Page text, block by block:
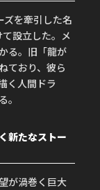
を牽引した名
設立した。メ
る。旧「龍が
ており、彼ら
く人間ドラ
。
新たなストー
が渦巻く巨大